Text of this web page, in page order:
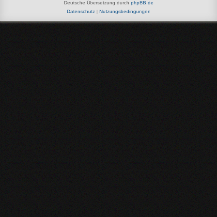
Deutsche Übersetzung durch phpBB.de
Datenschutz| Nutzungsbedingungen